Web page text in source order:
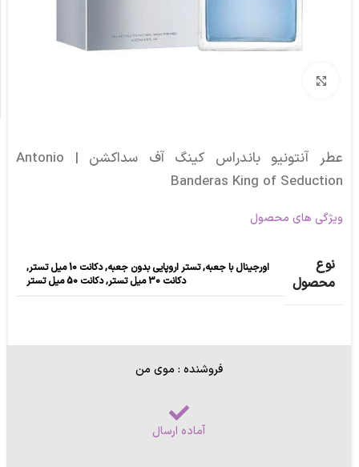
عطر آنتونیو باندراس کینگ آف سداکشن | Antonio
Banderas King of Seduction
ویژگی های محصول
نوع
محصول
اورجینال با جعبه,تستر اروپایی بدون جعبه,دکانت 10 میل تستر
,
دکانت 30 میل تستر
,دکانت 50 میل تستر
فروشنده : موی من
آماده ارسال